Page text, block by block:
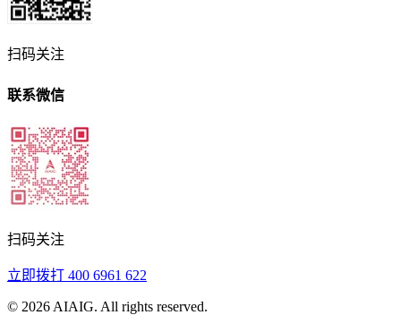
扫码关注
联系微信
扫码关注
立即拨打 400 6961 622
© 2026 AIAIG. All rights reserved.